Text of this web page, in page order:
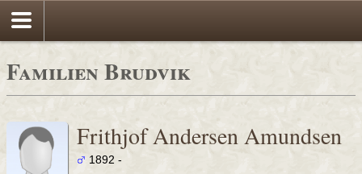
Familien Brudvik
Frithjof Andersen Amundsen
1892 -